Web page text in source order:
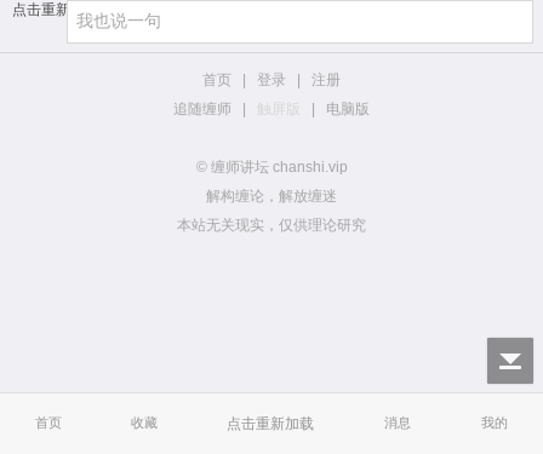
首页 收藏 点击重新加载 消息 我的
点击重新加载
首页 登录
注册
追随缠师
触屏版 电脑版
© 缠师讲坛 chanshi.vip
解构缠论，解放缠迷
本站无关现实，仅供理论研究